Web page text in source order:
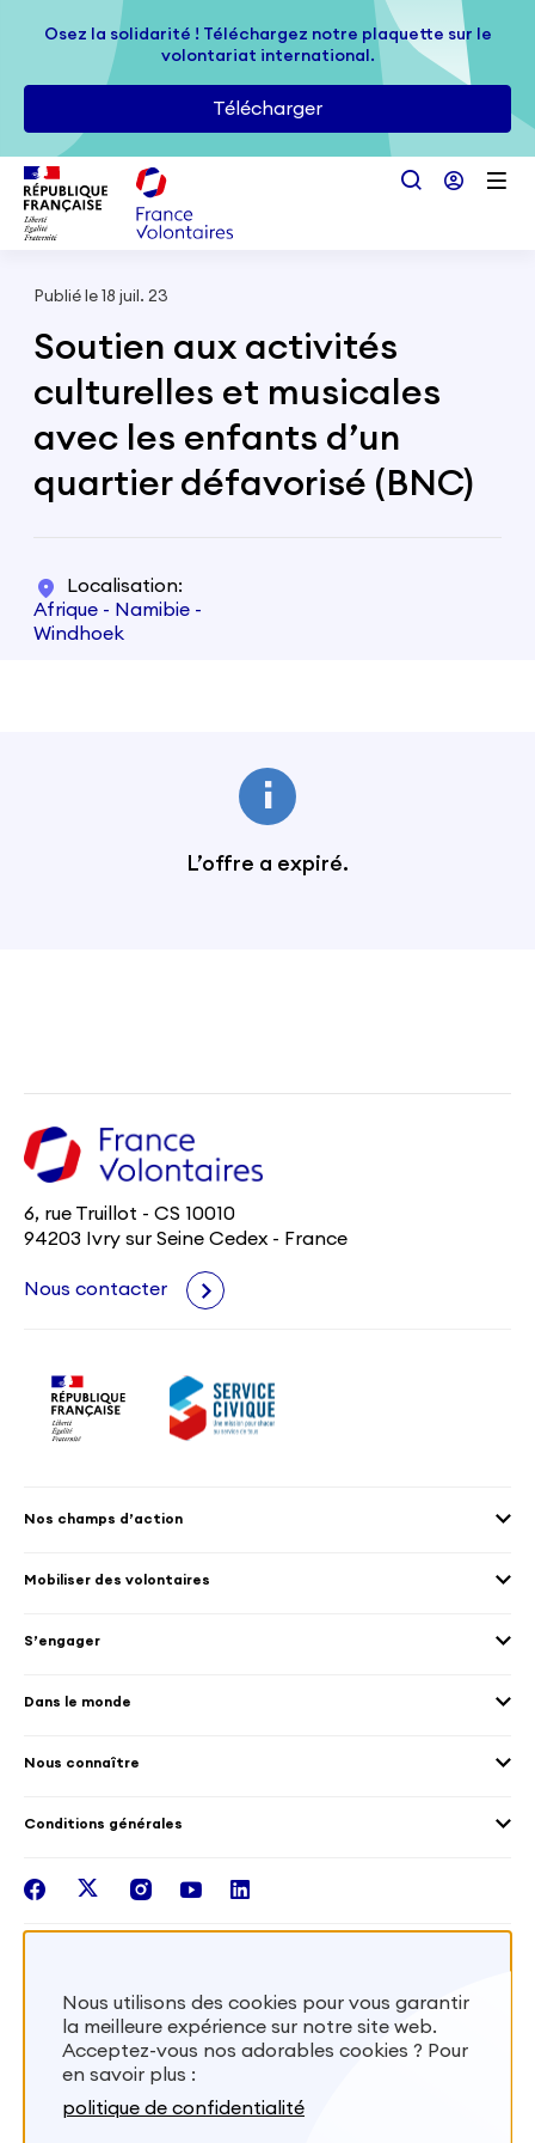
Passer au contenu principal
Osez la solidarité ! Téléchargez notre plaquette sur le
volontariat international.
Télécharger
Osez la solidarité ! Téléchargez notre plaquette sur le
volontariat international.
Télécharger
Publié le 18 juil. 23
Soutien aux activités
culturelles et musicales
avec les enfants d’un
quartier défavorisé (BNC)
Localisation
Afrique - Namibie -
Windhoek
L’offre a expiré.
6, rue Truillot - CS 10010
94203 Ivry sur Seine Cedex - France
Nous contacter
Nos champs d’action
Culture et patrimoine
Mobilités croisées
Santé
Mobiliser des volontaires
Accueillir des volontaires
S’engager
Les différents dispositifs de volontariat
Dans le monde
Nous connaître
Les missions de France Volontaires
Intégrer nos équipes
Conditions générales
facebook
twitterinstagram
youtubelinkedin
S'inscrire
Besoin d’aide? Visitez notre foire aux
Nous utilisons des cookies pour vous garantir
la meilleure expérience sur notre site web.
Acceptez-vous nos adorables cookies ? Pour
en savoir plus :
politique de confidentialité